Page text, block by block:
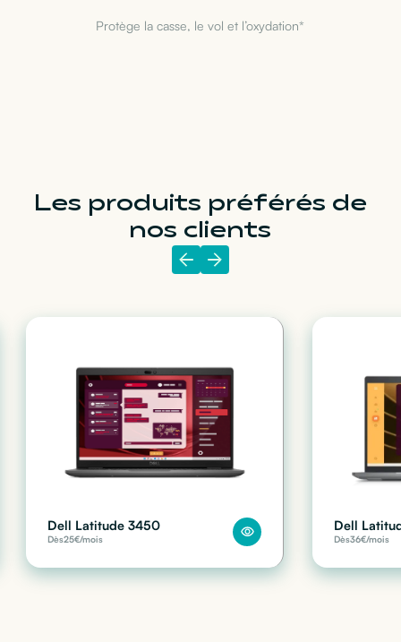
Protège la casse, le vol et l’oxydation*
Les produits préférés de
nos clients
Dell Latitude 3450
Dès25€/mois
Dell
Dès36€/mois